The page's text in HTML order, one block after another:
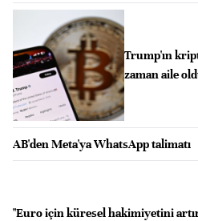
Trump'ın
zaman aile
AB'den Meta'ya WhatsApp talimatı
"Euro için küresel hakimiyetini